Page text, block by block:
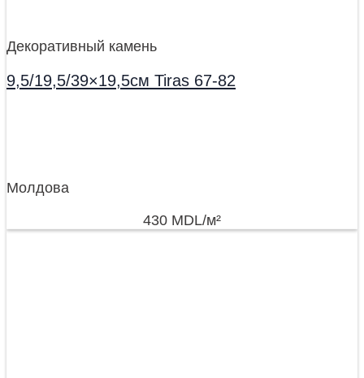
Декоративный камень
9,5/19,5/39×19,5см Tiras 67-82
Молдова
430 MDL/м²